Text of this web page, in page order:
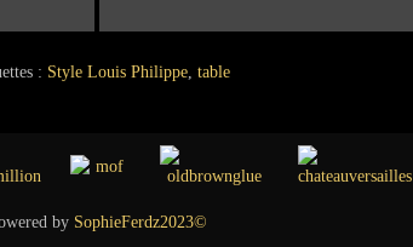
: Style Louis Philippe, table
by SophieFerdz2023©